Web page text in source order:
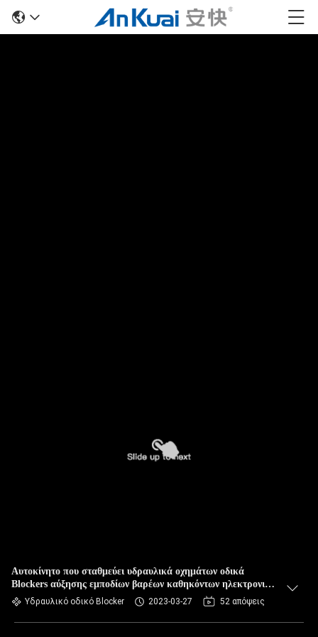
Αυτοκίνητο που σταθμεύει υδραυλικά οχημάτων οδικά
Blockers αύξησης εμποδίων βαρέων καθηκόντων ηλεκτρονικά
υδραυλικά
Υδραυλικό οδικό Blocker 2023-03-27 52 απόψεις